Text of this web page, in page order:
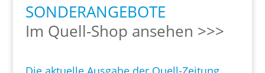
SONDERANGEBOTE
Im Quell-Shop ansehen >>>